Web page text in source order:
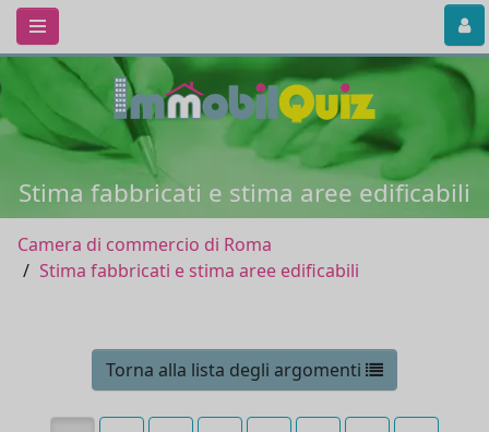
Stima fabbricati e stima aree edificabili
Camera di commercio di Roma
Stima fabbricati e stima aree edificabili
Torna alla lista degli argomenti